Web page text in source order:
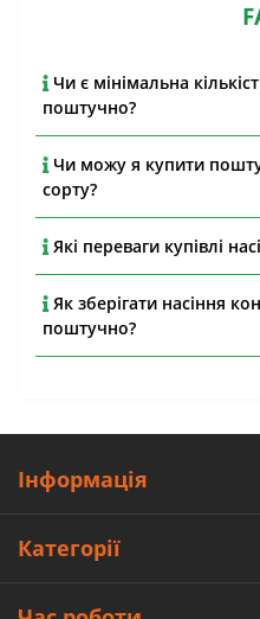
Чи є мінімальна
поштучно?
Чи можу я купити
сорту?
Які переваги купівлі
Як зберігати насіння
поштучно?
Інформація
Категорії